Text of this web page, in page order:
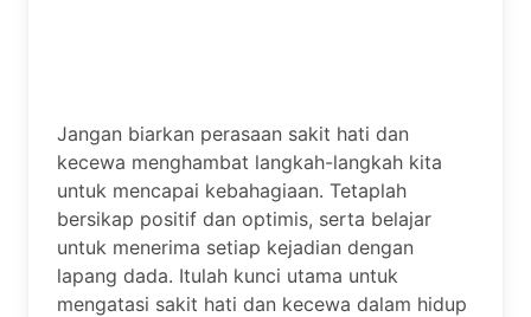
Jangan biarkan perasaan sakit hati dan
kecewa menghambat langkah-langkah kita
untuk mencapai kebahagiaan. Tetaplah
bersikap positif dan optimis, serta belajar
untuk menerima setiap kejadian dengan
lapang dada. Itulah kunci utama untuk
mengatasi sakit hati dan kecewa dalam hidup